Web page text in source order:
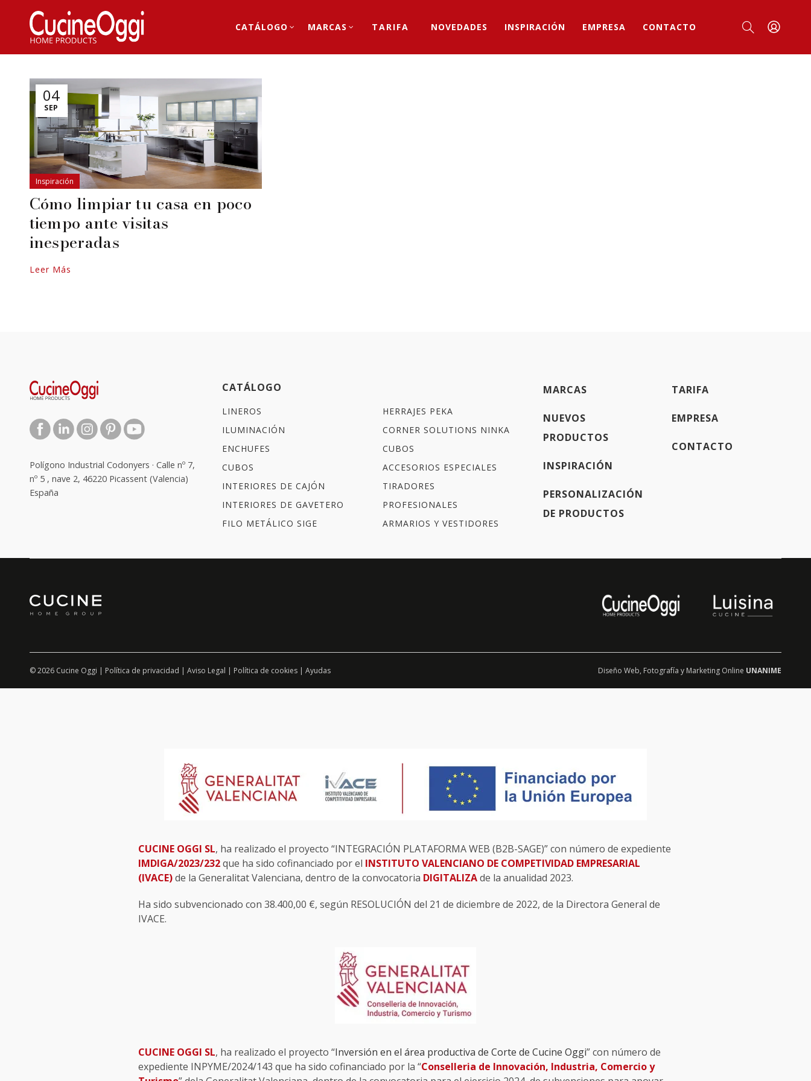
CATÁLOGO MARCAS TARIFA NOVEDADES INSPIRACIÓN EMPRESA CONTACTO
04
SEP
Inspiración
Cómo limpiar tu casa en poco
tiempo ante visitas
inesperadas
Leer Más
Polígono Industrial Codonyers · Calle nº 7,
nº 5 , nave 2, 46220 Picassent (Valencia)
España
CATÁLOGO
LINEROS
ILUMINACIÓN
ENCHUFES
CUBOS
INTERIORES DE CAJÓN
INTERIORES DE GAVETERO
FILO METÁLICO SIGE
HERRAJES PEKA
CORNER SOLUTIONS NINKA
CUBOS
ACCESORIOS ESPECIALES
TIRADORES
PROFESIONALES
ARMARIOS Y VESTIDORES
MARCAS
NUEVOS
PRODUCTOS
INSPIRACIÓN
PERSONALIZACIÓN
DE PRODUCTOS
TARIFA
EMPRESA
CONTACTO
© 2026 Cucine Oggi | Política de privacidad | Aviso Legal | Política de cookies| Ayudas Diseño Web, Fotografía y Marketing Online UNANIME
CUCINE OGGI SL, ha realizado el proyecto “INTEGRACIÓN PLATAFORMA WEB (B2B-SAGE)” con número de expediente
IMDIGA/2023/232que ha sido cofinanciado por el INSTITUTO VALENCIANO DE COMPETIVIDAD EMPRESARIAL
(IVACE)de la Generalitat Valenciana, dentro de la convocatoria DIGITALIZAde la anualidad 2023.
Ha sido subvencionado con 38.400,00 €, según RESOLUCIÓN del 21 de diciembre de 2022, de la Directora General de
IVACE.
CUCINE OGGI SL, ha realizado el proyecto “Inversión en el área productiva de Corte de Cucine Oggi” con número de
expediente INPYME/2024/143 que ha sido cofinanciado por la “Conselleria de Innovación, Industria, Comercio y